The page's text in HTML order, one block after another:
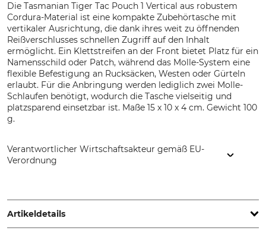
Die Tasmanian Tiger Tac Pouch 1 Vertical aus robustem
Cordura-Material ist eine kompakte Zubehörtasche mit
vertikaler Ausrichtung, die dank ihres weit zu öffnenden
Reißverschlusses schnellen Zugriff auf den Inhalt
ermöglicht. Ein Klettstreifen an der Front bietet Platz für ein
Namensschild oder Patch, während das Molle-System eine
flexible Befestigung an Rucksäcken, Westen oder Gürteln
erlaubt. Für die Anbringung werden lediglich zwei Molle-
Schlaufen benötigt, wodurch die Tasche vielseitig und
platzsparend einsetzbar ist. Maße 15 x 10 x 4 cm. Gewicht 100
g.
Verantwortlicher Wirtschaftsakteur gemäß EU-
Verordnung
Germany, www.tasmaniantiger.info
Artikeldetails